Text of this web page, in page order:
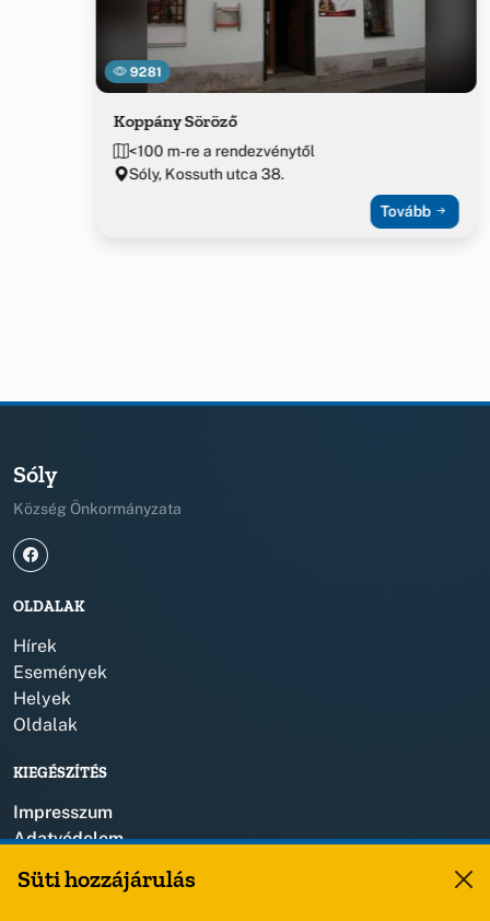
9281
Koppány Söröző
<100 m-re a rendezvénytől
Sóly, Kossuth utca 38.
Tovább
Sóly
Község Önkormányzata
OLDALAK
Hírek
Események
Helyek
Oldalak
KIEGÉSZÍTÉS
Impresszum
Adatvédelem
Süti hozzájárulás